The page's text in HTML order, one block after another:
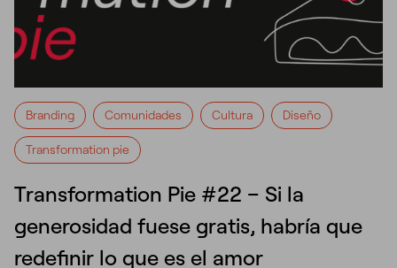
Branding Comunidades Cultura Diseño
Transformation pie
Transformation Pie #22 – Si la
generosidad fuese gratis, habría que
redefinir lo que es el amor